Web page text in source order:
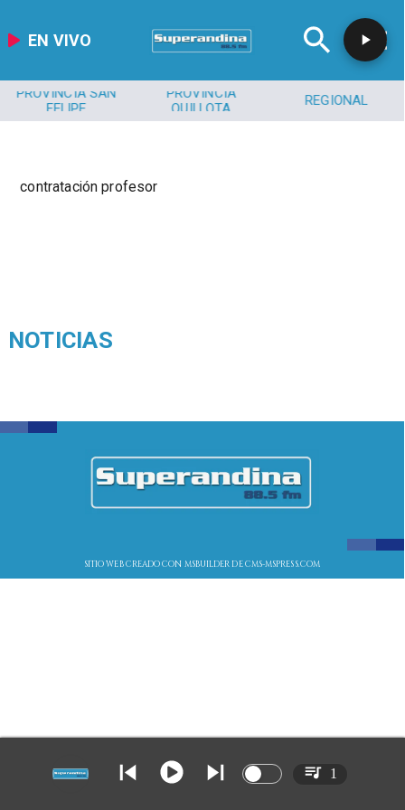
EN VIVO
PROVINCIA SAN
FELIPE
PROVINCIA
QUILLOTA
REGIONAL
contratación profesor
NOTICIAS
SITIO WEB CREADO CON MSBUILDER DE CMS-MSPRESS.COM
1